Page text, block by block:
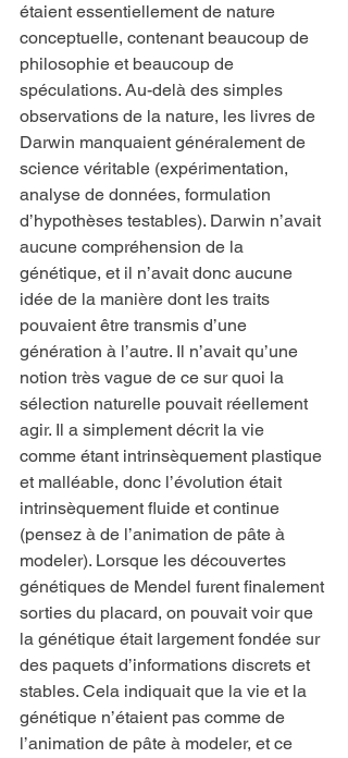
étaient essentiellement de nature
conceptuelle, contenant beaucoup de
philosophie et beaucoup de
spéculations. Au-delà des simples
observations de la nature, les livres de
Darwin manquaient généralement de
science véritable (expérimentation,
analyse de données, formulation
d’hypothèses testables). Darwin n’avait
aucune compréhension de la
génétique, et il n’avait donc aucune
idée de la manière dont les traits
pouvaient être transmis d’une
génération à l’autre. Il n’avait qu’une
notion très vague de ce sur quoi la
sélection naturelle pouvait réellement
agir. Il a simplement décrit la vie
comme étant intrinsèquement plastique
et malléable, donc l’évolution était
intrinsèquement fluide et continue
(pensez à de l’animation de pâte à
modeler). Lorsque les découvertes
génétiques de Mendel furent finalement
sorties du placard, on pouvait voir que
la génétique était largement fondée sur
des paquets d’informations discrets et
stables. Cela indiquait que la vie et la
génétique n’étaient pas comme de
l’animation de pâte à modeler, et ce